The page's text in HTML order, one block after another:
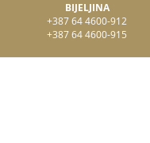
BIJELJINA
+387 64 4600-912
+387 64 4600-915